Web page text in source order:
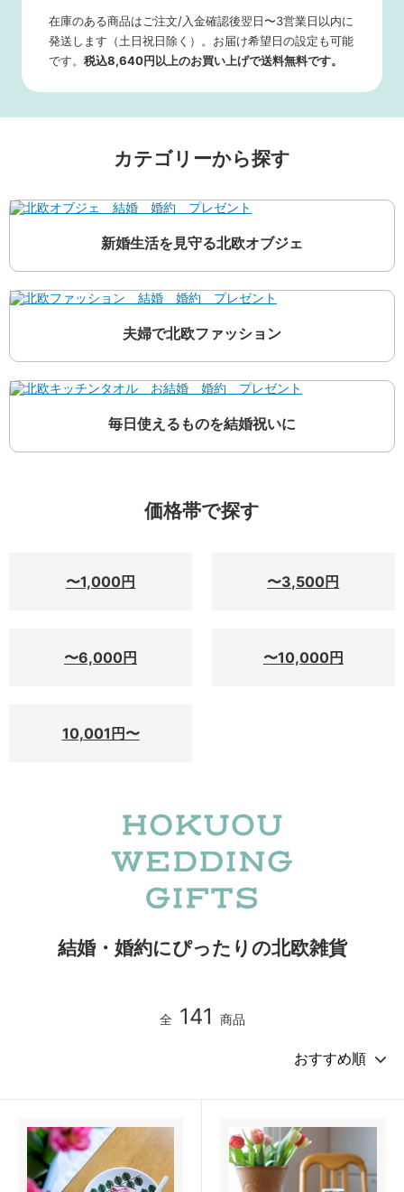
在庫のある商品はご注文/入金確認後翌日〜3営業日以内に
発送します（土日祝日除く）。お届け希望日の設定も可能
です。 税込8,640円以上のお買い上げで送料無料です。
カテゴリーから探す
新婚生活を見守る北欧オブジェ
夫婦で北欧ファッション
毎日使えるものを結婚祝いに
価格帯で探す
〜1,000円 〜3,500円
〜6,000円 〜10,000円
10,001円〜
結婚・婚約にぴったりの北欧雑貨
全 141 商品